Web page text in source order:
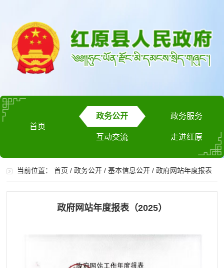
首页
政务公开 政务服务
互动交流 走进红原
当前位置：首页 /政务公开 /基本信息公开 /政府网站年度报表
政府网站年度报表（2025）